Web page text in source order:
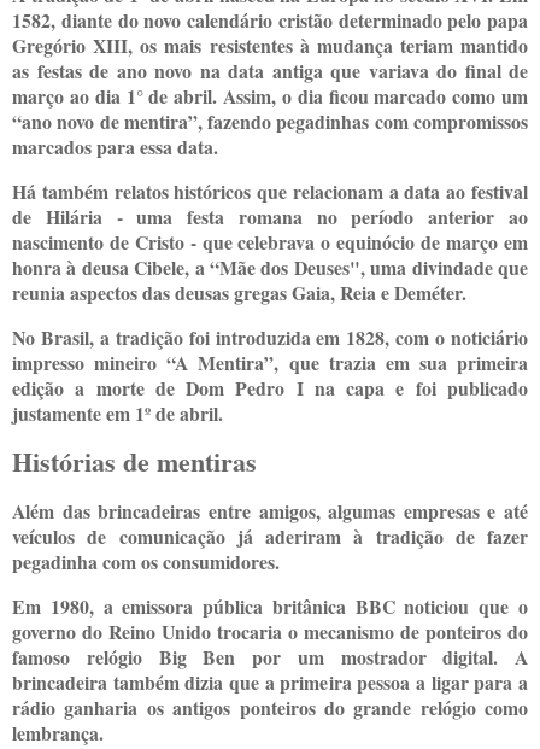
1582, diante do novo calendário cristão determinado pelo papa
Gregório XIII, os mais resistentes à mudança teriam mantido
as festas de ano novo na data antiga que variava do final de
março ao dia 1° de abril. Assim, o dia ficou marcado como um
“ano novo de mentira”, fazendo pegadinhas com compromissos
marcados para essa data.
Há também relatos históricos que relacionam a data ao festival
de Hilária - uma festa romana no período anterior ao
nascimento de Cristo - que celebrava o equinócio de março em
honra à deusa Cibele, a “Mãe dos Deuses", uma divindade que
reunia aspectos das deusas gregas Gaia, Reia e Deméter.
No Brasil, a tradição foi introduzida em 1828, com o noticiário
impresso mineiro “A Mentira”, que trazia em sua primeira
edição a morte de Dom Pedro I na capa e foi publicado
justamente em 1º de abril.
Histórias de mentiras
Além das brincadeiras entre amigos, algumas empresas e até
veículos de comunicação já aderiram à tradição de fazer
pegadinha com os consumidores.
Em 1980, a emissora pública britânica BBC noticiou que o
governo do Reino Unido trocaria o mecanismo de ponteiros do
famoso relógio Big Ben por um mostrador digital. A
brincadeira também dizia que a primeira pessoa a ligar para a
rádio ganharia os antigos ponteiros do grande relógio como
lembrança.